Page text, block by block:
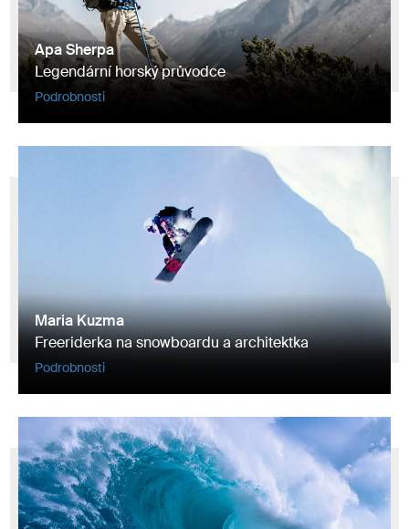
Apa Sherpa
Legendární horský průvodce
Podrobnosti
Maria Kuzma
Freeriderka na snowboardu a architektka
Podrobnosti